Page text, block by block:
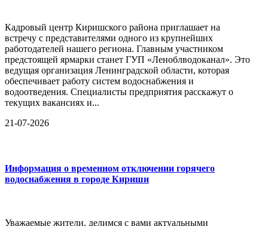
Кадровый центр Киришского района приглашает на
встречу с представителями одного из крупнейших
работодателей нашего региона. Главным участником
предстоящей ярмарки станет ГУП «Леноблводоканал». Это
ведущая организация Ленинградской области, которая
обеспечивает работу систем водоснабжения и
водоотведения. Специалисты предприятия расскажут о
текущих вакансиях и...
21-07-2026
Информация о временном отключении горячего
водоснабжения в городе Кириши
Уважаемые жители, делимся с вами актуальными